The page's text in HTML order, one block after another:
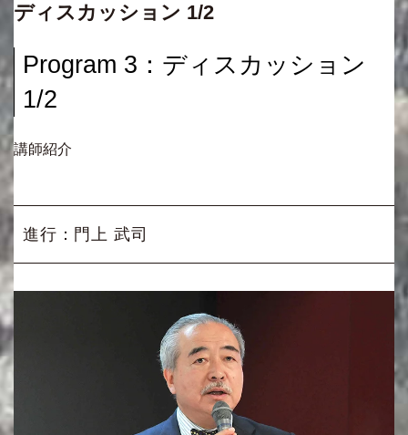
ディスカッション 1/2
Program 3：ディスカッション
1/2
講師紹介
進行：門上 武司